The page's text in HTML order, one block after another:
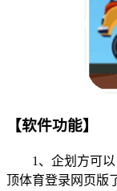
【软件功能】
1、企划方可以
顶体育登录网页版